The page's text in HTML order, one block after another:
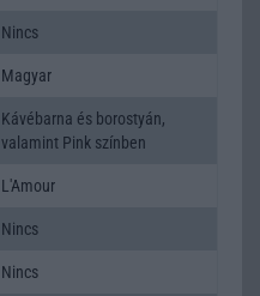
Nincs
Magyar
Kávébarna és borostyán,
valamint Pink színben
L'Amour
Nincs
Nincs